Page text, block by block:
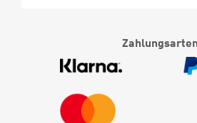
Zahlungsarten